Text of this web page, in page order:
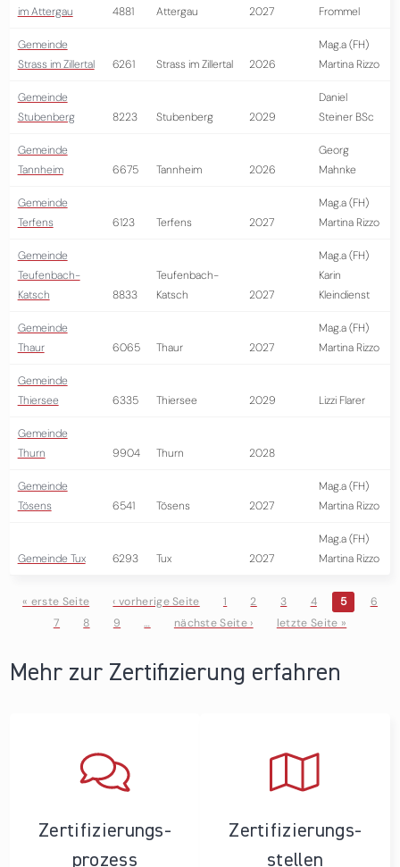
im Attergau
4881
Attergau
2027
Frommel
Gemeinde
Strass im Zillertal
6261 Strass im Zillertal 2026
Mag.a (FH)
Martina Rizzo
Gemeinde
Stubenberg
8223 Stubenberg 2029
Daniel
Steiner BSc
Gemeinde
Tannheim
6675 Tannheim 2026
Georg
Mahnke
Gemeinde
Terfens
6123 Terfens 2027
Mag.a (FH)
Martina Rizzo
Gemeinde
Teufenbach-
Katsch
8833
Teufenbach-
Katsch
2027
Mag.a (FH)
Karin
Kleindienst
Gemeinde
Thaur
6065 Thaur 2027
Mag.a (FH)
Martina Rizzo
Gemeinde
Thiersee
6335 Thiersee 2029 Lizzi Flarer
Gemeinde
Thurn
9904 Thurn 2028
Gemeinde
Tösens
6541 Tösens 2027
Mag.a (FH)
Martina Rizzo
Gemeinde Tux 6293 Tux 2027
Mag.a (FH)
Martina Rizzo
Seiten
« erste Seite ‹ vorherige Seite 1 2 3 4 5
6
7
8 9 … nächste Seite › letzte Seite »
Mehr zur Zertifizierung erfahren
Zertifizierungs­
prozess
Zertifizierungs­
stellen